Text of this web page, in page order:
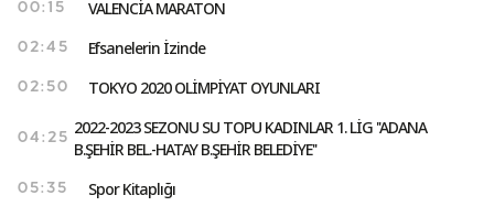
00:15 VALENCİA MARATON
02:45 Efsanelerin İzinde
02:50 TOKYO 2020 OLİMPİYAT OYUNLARI
04:25
2022-2023 SEZONU SU TOPU KADINLAR 1. LİG ''ADANA
B.ŞEHİR BEL.-HATAY B.ŞEHİR BELEDİYE''
05:35 Spor Kitaplığı